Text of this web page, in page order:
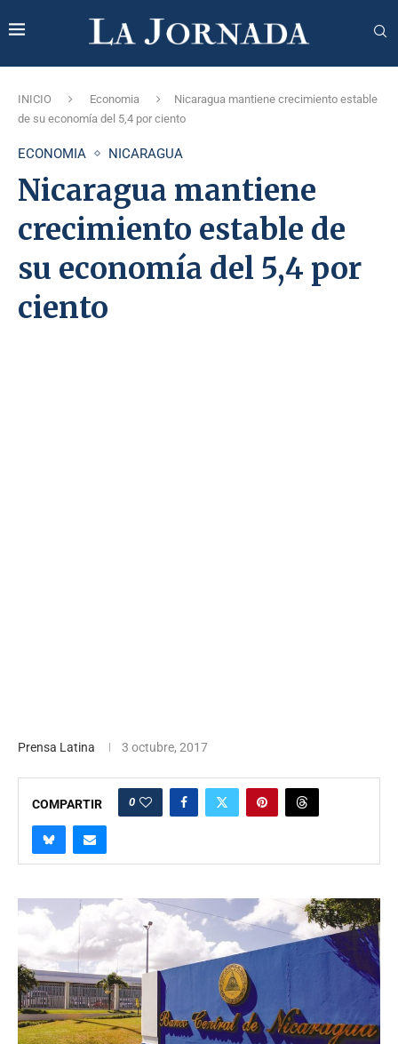
INICIO Economia
Nicaragua mantiene crecimiento estable
de su economía del 5,4 por ciento
ECONOMIA NICARAGUA
Nicaragua mantiene
crecimiento estable de
su economía del 5,4 por
ciento
Prensa Latina 3 octubre, 2017
COMPARTIR 0